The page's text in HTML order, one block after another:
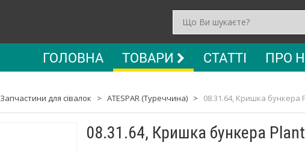
ГОЛОВНА ТОВАРИ СТАТТІ ПРО
Запчастини для сівалок > ATESPAR (Туреччина) > 08.31.64, Кришка бункера
08.31.64, Кришка бункера